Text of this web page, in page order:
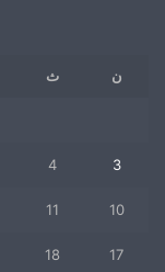
ن ث
3
4
10
11
17
18